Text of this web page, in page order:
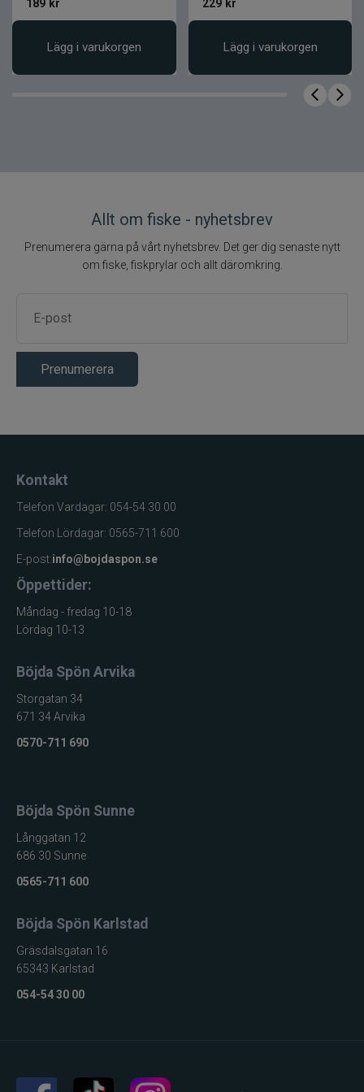
189 kr
Lägg i varukorgen
229 kr
Lägg i varukorgen
Allt om fiske - nyhetsbrev
Prenumerera gärna på vårt nyhetsbrev. Det ger dig senaste nytt
om fiske, fiskprylar och allt däromkring.
Prenumerera
Kontakt
Telefon Vardagar: 054-54 30 00
Telefon Lördagar: 0565-711 600
E-post:info@bojdaspon.se
Öppettider:
Måndag - fredag 10-18
Lördag 10-13
Böjda Spön Arvika
Storgatan 34
671 34 Arvika
0570-711 690
Böjda Spön Sunne
Långgatan 12
686 30 Sunne
0565-711 600
Böjda Spön Karlstad
Gräsdalsgatan 16
65343 Karlstad
054-54 30 00